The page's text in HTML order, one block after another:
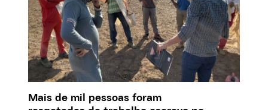
Mais de mil pessoas foram